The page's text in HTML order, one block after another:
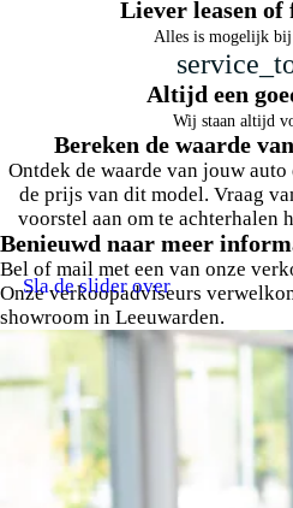
Liever leasen of
Alles is mogelijk
Altijd een
Wij staan altijd
Bereken de waarde
Ontdek de waarde van jouw
de prijs van dit model. Vraag
voorstel aan om te achterhalen
Benieuwd naar meer
Bel of mail met een van onze
Onze verkoopadviseurs
showroom in Leeuwarden.
Sla de slider over